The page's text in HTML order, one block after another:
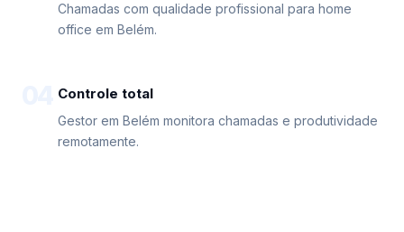
Chamadas com qualidade profissional para home
office em Belém.
Controle total
Gestor em Belém monitora chamadas e produtividade
remotamente.